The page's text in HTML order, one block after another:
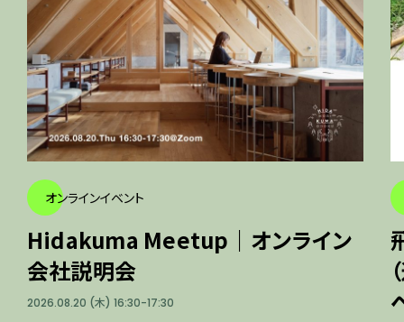
オンラインイベント
Hidakuma Meetup｜オンライン
会社説明会
2026.08.20 (木) 16:30-17:30